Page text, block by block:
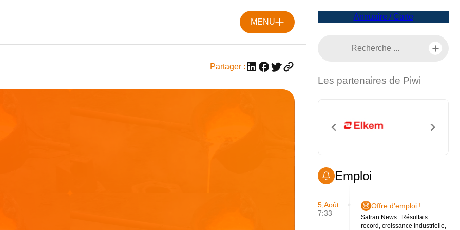
MENU
Partager :
Annuaire / Carte
Les partenaires de Piwi
Emploi
5,Août
7:33
Offre d'emploi !
Safran News : Résultats
record, croissance industrielle,